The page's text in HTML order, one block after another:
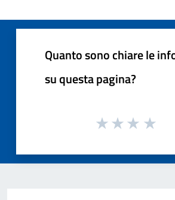
Quanto sono chiare le
su questa pagina?